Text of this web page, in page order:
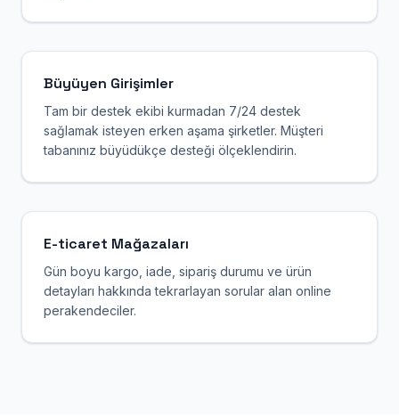
Büyüyen Girişimler
Tam bir destek ekibi kurmadan 7/24 destek
sağlamak isteyen erken aşama şirketler. Müşteri
tabanınız büyüdükçe desteği ölçeklendirin.
E-ticaret Mağazaları
Gün boyu kargo, iade, sipariş durumu ve ürün
detayları hakkında tekrarlayan sorular alan online
perakendeciler.